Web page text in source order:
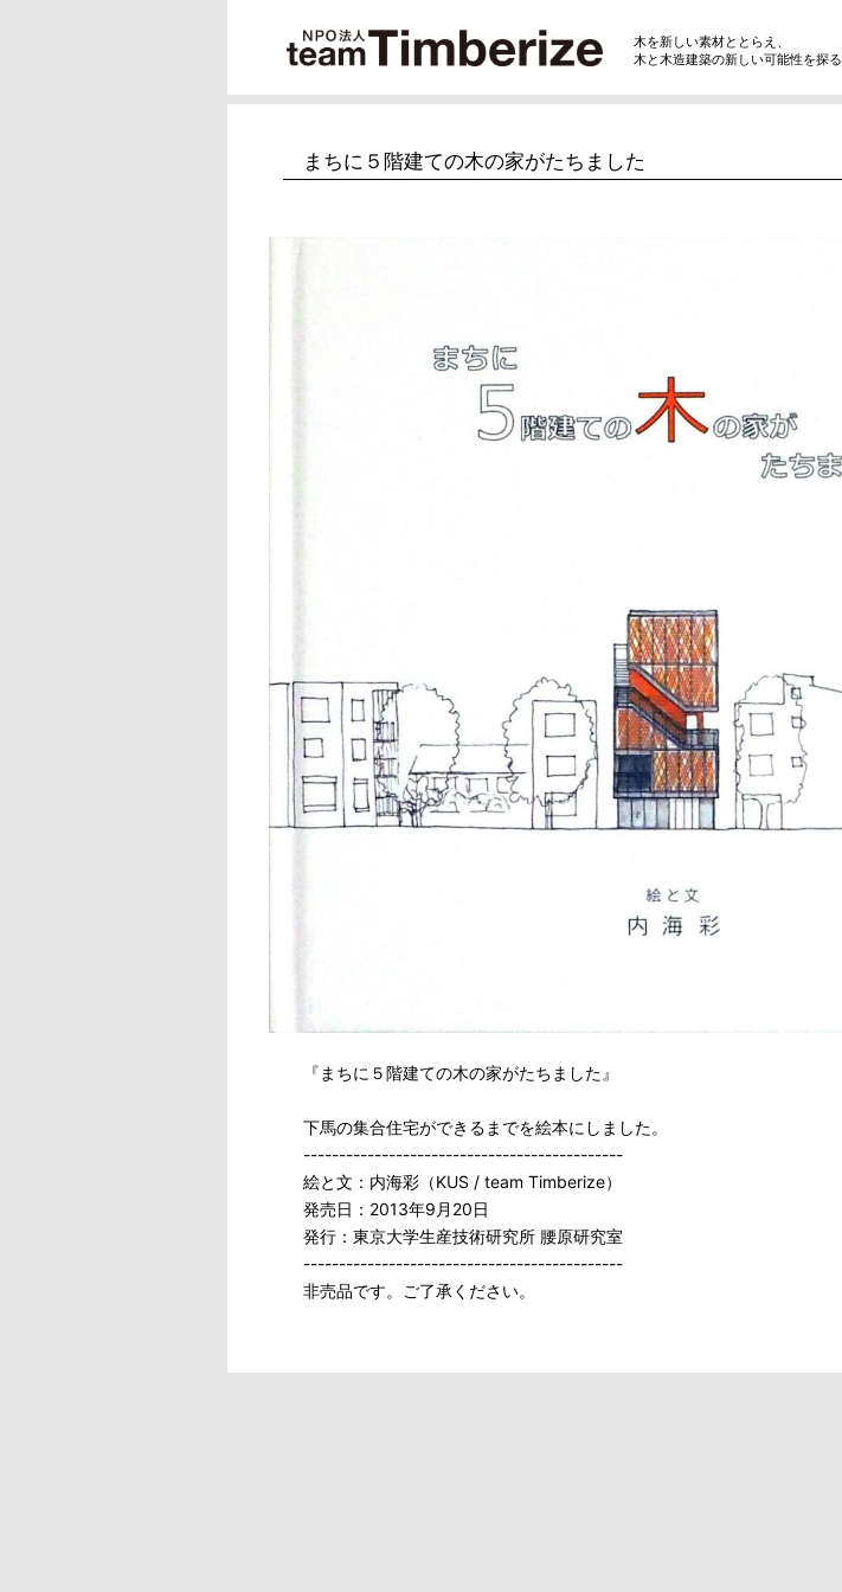
木を新しい素材ととらえ、
木と木造建築の新しい可能性を探る
まちに５階建ての木の家がたちました
『まちに５階建ての木の家がたちました』
下馬の集合住宅ができるまでを絵本にしました。
---------------------------------------------
絵と文：内海彩（KUS / team Timberize）
発売日：2013年9月20日
発行：東京大学生産技術研究所 腰原研究室
---------------------------------------------
非売品です。ご了承ください。